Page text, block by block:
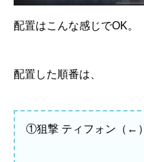
配置はこんな感じでOK。
配置した順番は、
①狙撃 ティフォン（←）